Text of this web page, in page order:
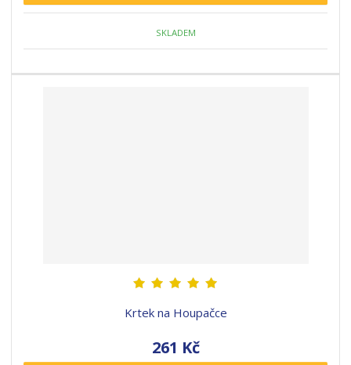
SKLADEM
Krtek na Houpačce
261 Kč